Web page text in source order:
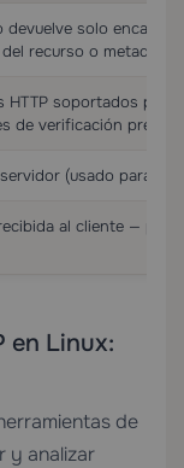
devuelve solo
recurso o metadatos
HTTP soportados por
de verificación previa
(usado para
al cliente —
en Linux:
de
y analizar